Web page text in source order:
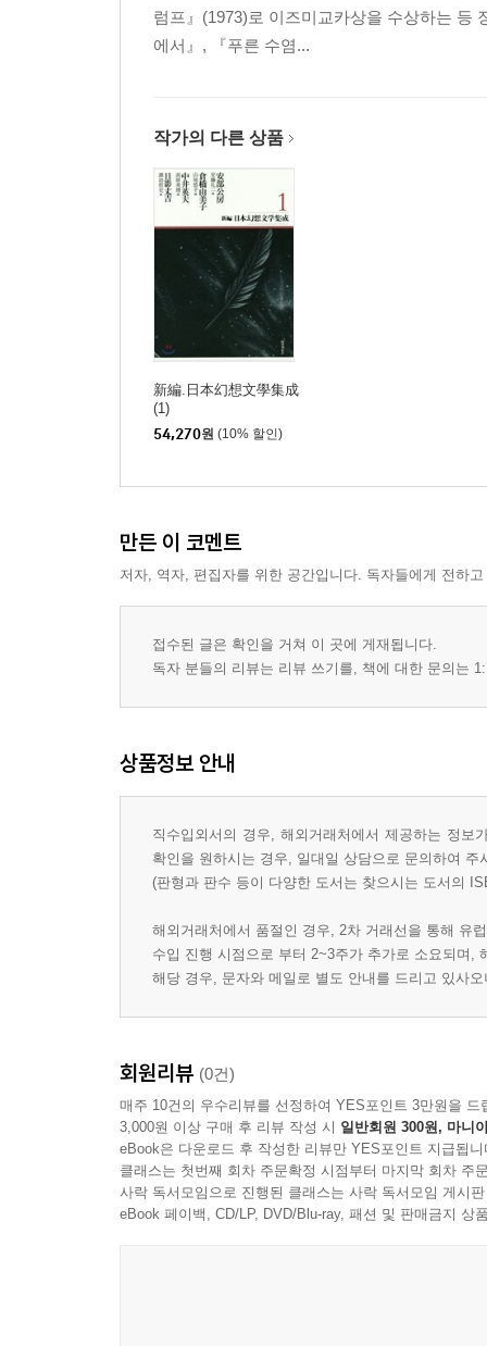
럼프』(1973)로 이즈미교카상을 수상하는 등
에서』, 『푸른 수염...
작가의 다른 상품
新編.日本幻想文學集成
(1)
54,270원 (10% 할인)
만든 이 코멘트
저자, 역자, 편집자를 위한 공간입니다. 독자들에게 전하
접수된 글은 확인을 거쳐 이 곳에 게재됩니다.
독자 분들의 리뷰는 리뷰 쓰기를, 책에 대한 문의는
상품정보 안내
직수입외서의 경우, 해외거래처에서 제공하는 정
확인을 원하시는 경우, 일대일 상담으로 문의하여 주
(판형과 판수 등이 다양한 도서는 찾으시는 도서의
해외거래처에서 품절인 경우, 2차 거래선을 통해 유
수입 진행 시점으로 부터 2~3주가 추가로 소요되며,
해당 경우, 문자와 메일로 별도 안내를 드리고 있사
회원리뷰 (0건)
매주 10건의 우수리뷰를 선정하여 YES포인트 3만원을 드
3,000원 이상 구매 후 리뷰 작성 시 일반회원 300원, 마니
eBook은 다운로드 후 작성한 리뷰만 YES포인트 지급됩니
클래스는 첫번째 회차 주문확정 시점부터 마지막 회차 주
사락 독서모임으로 진행된 클래스는 사락 독서모임 게시
eBook 페이백, CD/LP, DVD/Blu-ray, 패션 및 판매금지 상